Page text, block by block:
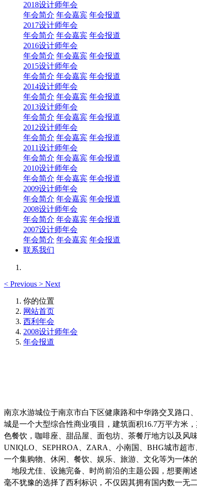
2018设计师年会
年会简介 年会嘉宾 年会报道
2017设计师年会
年会简介 年会嘉宾 年会报道
2016设计师年会
年会简介 年会嘉宾 年会报道
2015设计师年会
年会简介 年会嘉宾 年会报道
2014设计师年会
年会简介 年会嘉宾 年会报道
2013设计师年会
年会简介 年会嘉宾 年会报道
2012设计师年会
年会简介 年会嘉宾 年会报道
2011设计师年会
年会简介 年会嘉宾 年会报道
2010设计师年会
年会简介 年会嘉宾 年会报道
2009设计师年会
年会简介 年会嘉宾 年会报道
2008设计师年会
年会简介 年会嘉宾 年会报道
2007设计师年会
年会简介 年会嘉宾 年会报道
联系我们
< Previous > Next
你的位置
网站首页
西利年会
2008设计师年会
年会报道
南京水游城位于南京市白下区健康路和中华路交叉路口
城是一个大型综合性商业项目，建筑面积16.7万平方米
色餐饮，咖啡座、甜品屋、面包坊、茶餐厅地方以及风
UNIQLO、SEPHROA、ZARA、小南国、BHG城市超
一个集购物、休闲、餐饮、娱乐、旅游、文化等为一体
地段尤佳、设施完备、时尚前沿的主题公园，想要阐
毫不犹豫的选择了西利标识，不仅因其拥有国内数一无